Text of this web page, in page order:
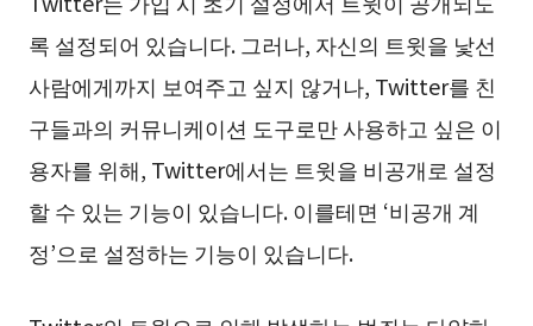
록 설정되어 있습니다. 그러나, 자신의 트윗을 낯선
사람에게까지 보여주고 싶지 않거나, Twitter를 친
구들과의 커뮤니케이션 도구로만 사용하고 싶은 이
용자를 위해, Twitter에서는 트윗을 비공개로 설정
할 수 있는 기능이 있습니다. 이를테면 ‘비공개 계
정’으로 설정하는 기능이 있습니다.